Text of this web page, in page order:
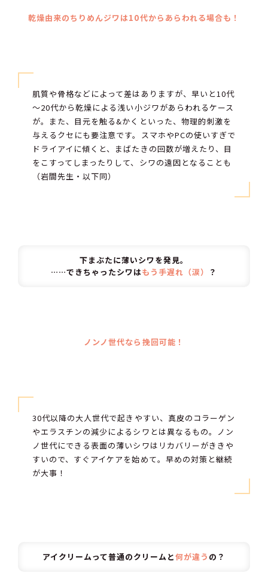
乾燥由来のちりめんジワは10代からあらわれる場合も！
肌質や骨格などによって差はありますが、早いと10代
～20代から乾燥による浅い小ジワがあらわれるケース
が。また、目元を触る&かくといった、物理的刺激を
与えるクセにも要注意です。スマホやPCの使いすぎで
ドライアイに傾くと、まばたきの回数が増えたり、目
をこすってしまったりして、シワの遠因となることも
（岩間先生・以下同）
下まぶたに薄いシワを発見。
……できちゃったシワはもう手遅れ（涙） ？
ノンノ世代なら挽回可能！
30代以降の大人世代で起きやすい、真皮のコラーゲン
やエラスチンの減少によるシワとは異なるもの。ノン
ノ世代にできる表面の薄いシワはリカバリーがききや
すいので、すぐアイケアを始めて。早めの対策と継続
が大事！
アイクリームって普通のクリームと何が違う の？